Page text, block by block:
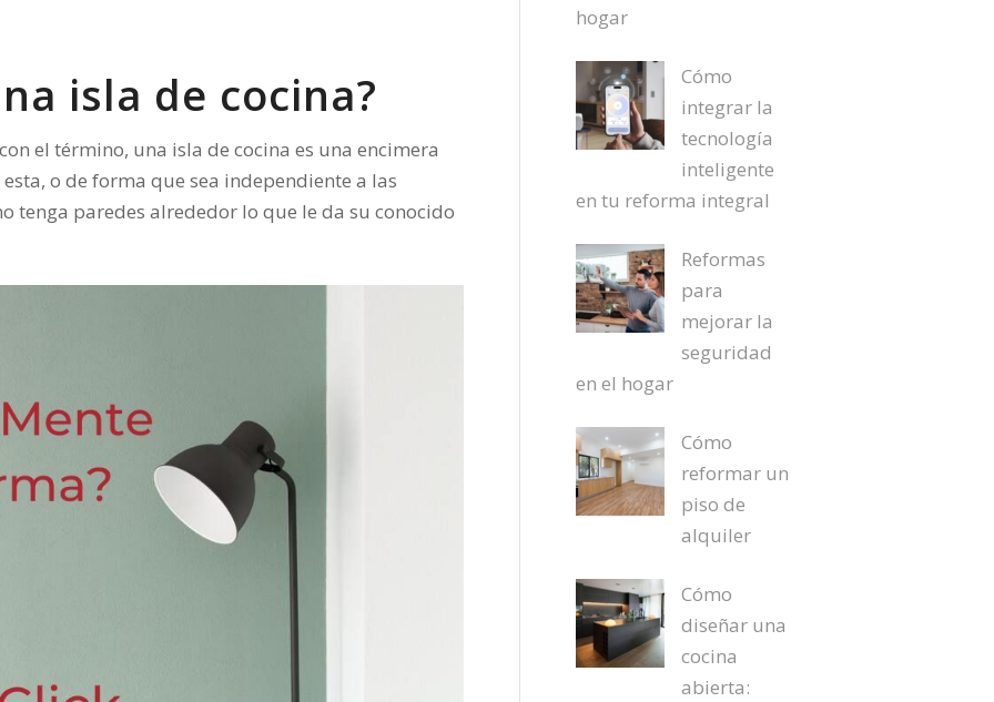
isla de cocina?
el término, una isla de cocina es una encimera
o de forma que sea independiente a las
tenga paredes alrededor lo que le da su conocido
hogar
Cómo
integrar la
tecnología
inteligente
en tu reforma integral
Reformas
para
mejorar la
seguridad
en el hogar
Cómo
reformar un
piso de
alquiler
Cómo
diseñar una
cocina
abierta: